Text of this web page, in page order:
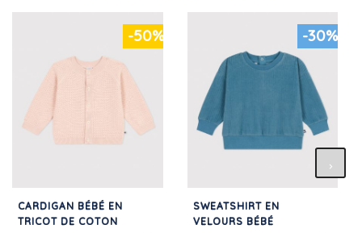
-50%
CARDIGAN BÉBÉ EN
TRICOT DE COTON
-30%
SWEATSHIRT EN
VELOURS BÉBÉ